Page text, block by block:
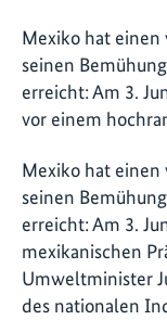
Mexiko hat
seinen
erreicht: Am 3.
vor einem
Mexiko hat
seinen
erreicht: Am 3.
mexikanischen
Umweltminister
des nationalen